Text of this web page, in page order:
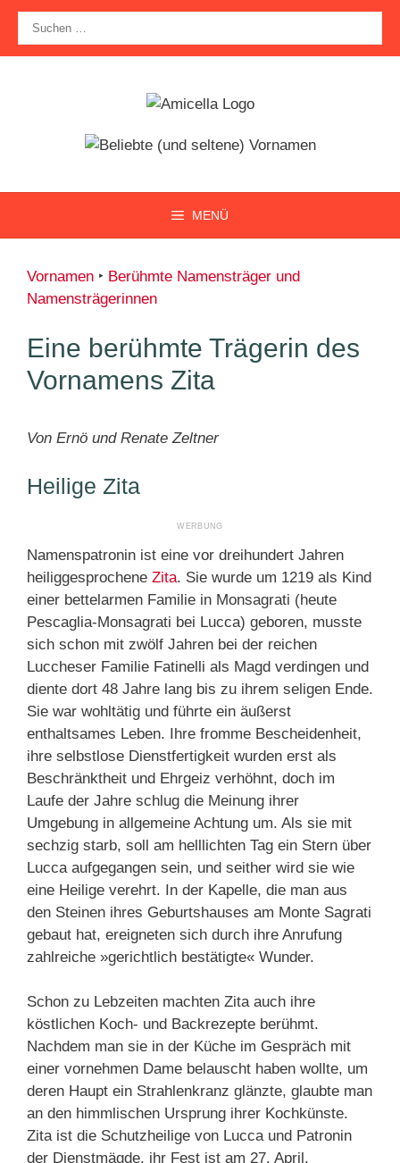
Zum
Inhalt
springen
nach:
MENÜ
Vornamen ‣ Berühmte Namensträger und
Namensträgerinnen
Eine berühmte Trägerin des
Vornamens Zita
Von Ernö und Renate Zeltner
Heilige Zita
Namenspatronin ist eine vor dreihundert Jahren
heiliggesprochene Zita. Sie wurde um 1219 als Kind
einer bettelarmen Familie in Monsagrati (heute
Pescaglia-Monsagrati bei Lucca) geboren, musste
sich schon mit zwölf Jahren bei der reichen
Luccheser Familie Fatinelli als Magd verdingen und
diente dort 48 Jahre lang bis zu ihrem seligen Ende.
Sie war wohltätig und führte ein äußerst
enthaltsames Leben. Ihre fromme Bescheidenheit,
ihre selbstlose Dienstfertigkeit wurden erst als
Beschränktheit und Ehrgeiz verhöhnt, doch im
Laufe der Jahre schlug die Meinung ihrer
Umgebung in allgemeine Achtung um. Als sie mit
sechzig starb, soll am helllichten Tag ein Stern über
Lucca aufgegangen sein, und seither wird sie wie
eine Heilige verehrt. In der Kapelle, die man aus
den Steinen ihres Geburtshauses am Monte Sagrati
gebaut hat, ereigneten sich durch ihre Anrufung
zahlreiche »gerichtlich bestätigte« Wunder.
Schon zu Lebzeiten machten Zita auch ihre
köstlichen Koch- und Backrezepte berühmt.
Nachdem man sie in der Küche im Gespräch mit
einer vornehmen Dame belauscht haben wollte, um
deren Haupt ein Strahlenkranz glänzte, glaubte man
an den himmlischen Ursprung ihrer Kochkünste.
Zita ist die Schutzheilige von Lucca und Patronin
der Dienstmägde, ihr Fest ist am 27. April.